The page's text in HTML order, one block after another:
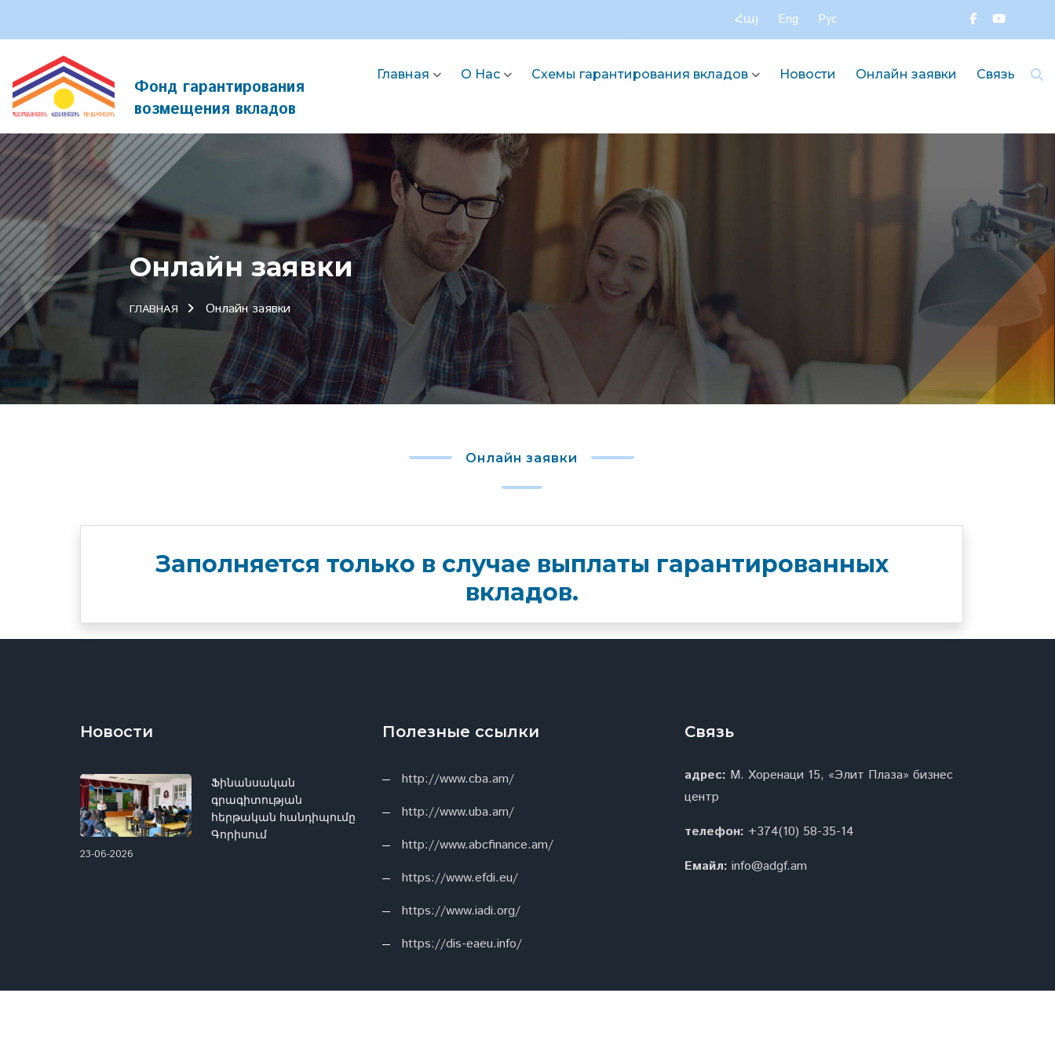
Հայ Eng Рус
Фонд гарантирования
возмещения вкладов
Главная О Нас Схемы гарантирования вкладов Новости Онлайн заявки Связь
Онлайн заявки
ГЛАВНАЯ Онлайн заявки
Онлайн заявки
Заполняется только в случае выплаты гарантированных
вкладов.
Новости
Ֆինանսական
գրագիտության
հերթական հանդիպումը
Գորիսում
23-06-2026
Полезные ссылки
http://www.cba.am/
http://www.uba.am/
http://www.abcfinance.am/
https://www.efdi.eu/
https://www.iadi.org/
https://dis-eaeu.info/
Связь
адрес: М. Хоренаци 15, «Элит Плаза» бизнес
центр
телефон: +374(10) 58-35-14
Емайл: info@adgf.am